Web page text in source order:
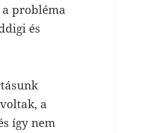
a probléma
és
a
így nem